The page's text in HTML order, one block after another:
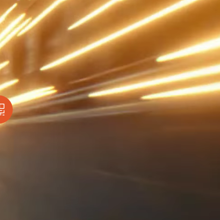
как
как
Fortescue
как
как
Зарядитесь торговой энергией
Действуют Условия и положения.
Бонус 0,88% на прибыль
Внесите депозит и торгуйте, чтобы
получить бонус до $888 на дневную
Бонус на депозит
ПОПУЛЯРНОЕ
Откройте больше возможностей с
кредитным бонусом до $30 000*
Кешбэк за CFD на золото 24/7
Подключитесь, торгуйте XAUUSD247 и
зарабатывайте кешбэк с
дополнительным бонусом 20% за